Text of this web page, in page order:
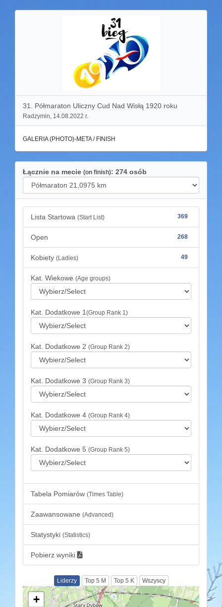
31. Półmaraton Uliczny Cud Nad Wisłą 1920 roku
Radzymin, 14.08.2022 r.
GALERIA (PHOTO)-META / FINISH
Łącznie na mecie (on finish): 274 osób
Lista Startowa (Start List) 369
Open 268
Kobiety (Ladies) 49
Kat. Wiekowe (Age groups)
Kat. Dodatkowe 1 (Group Rank 1)
Kat. Dodatkowe 2 (Group Rank 2)
Kat. Dodatkowe 3 (Group Rank 3)
Kat. Dodatkowe 4 (Group Rank 4)
Kat. Dodatkowe 5 (Group Rank 5)
Tabela Pomiarów (Times Table)
Zaawansowane (Advanced)
Statystyki (Statistics)
Pobierz wyniki
Liderzy Top 5 M Top 5 K Wszyscy
+